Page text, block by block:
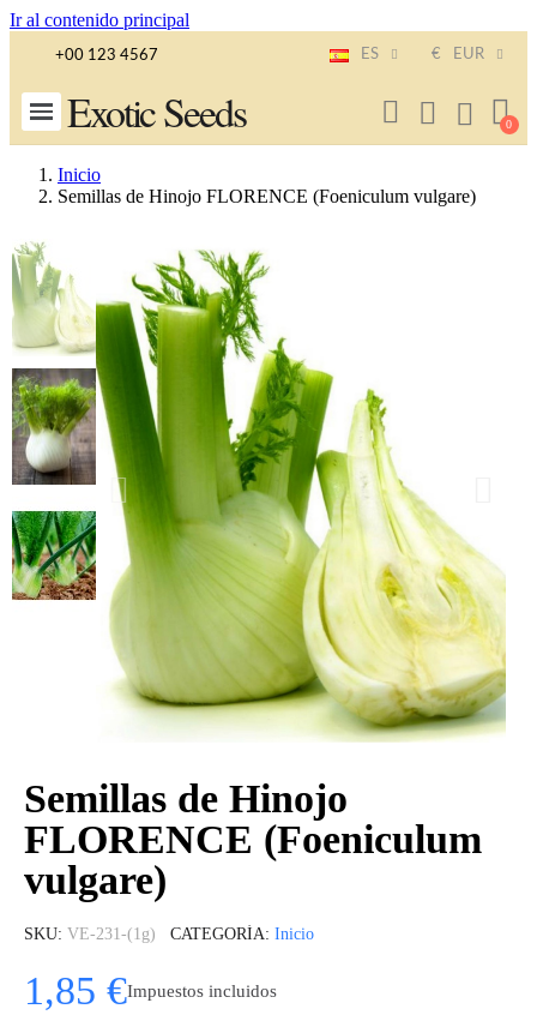
Ir al contenido principal
+00 123 4567 ES € EUR
Exotic Seeds
Inicio
Semillas de Hinojo FLORENCE (Foeniculum vulgare)
Semillas de Hinojo
FLORENCE (Foeniculum
vulgare)
SKU VE-231-(1g) CATEGORÍA Inicio
1,85 €Impuestos incluidos